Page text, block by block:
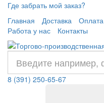
Где забрать мой заказ?
Главная
Доставка Оплата
Работа у нас
Контакты
8 (391) 250-65-67